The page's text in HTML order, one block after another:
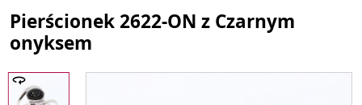
Pierścionek 2622-ON z Czarnym
onyksem